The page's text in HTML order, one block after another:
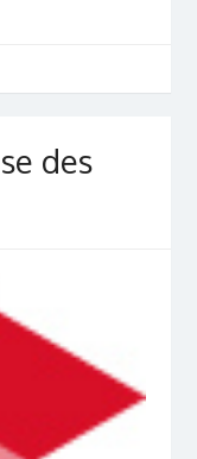
des